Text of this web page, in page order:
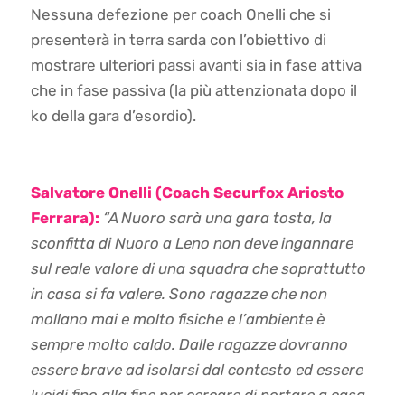
Nessuna defezione per coach Onelli che si
presenterà in terra sarda con l’obiettivo di
mostrare ulteriori passi avanti sia in fase attiva
che in fase passiva (la più attenzionata dopo il
ko della gara d’esordio).
Salvatore Onelli (Coach Securfox Ariosto
Ferrara): “A Nuoro sarà una gara tosta, la
sconfitta di Nuoro a Leno non deve ingannare
sul reale valore di una squadra che soprattutto
in casa si fa valere. Sono ragazze che non
mollano mai e molto fisiche e l’ambiente è
sempre molto caldo. Dalle ragazze dovranno
essere brave ad isolarsi dal contesto ed essere